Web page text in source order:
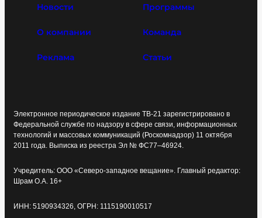
Новости Программы
О компании Команда
Реклама Статьи
Электронное периодическое издание ТВ-21 зарегистрировано в
Федеральной службе по надзору в сфере связи, информационных
технологий и массовых коммуникаций (Роскомнадзор) 11 октября
2011 года. Выписка из реестра Эл № ФС77–46924.
Учредитель: ООО «Северо-западное вещание». Главный редактор:
Шрам О.А. 16+
ИНН: 5190934326, ОГРН: 1115190010517